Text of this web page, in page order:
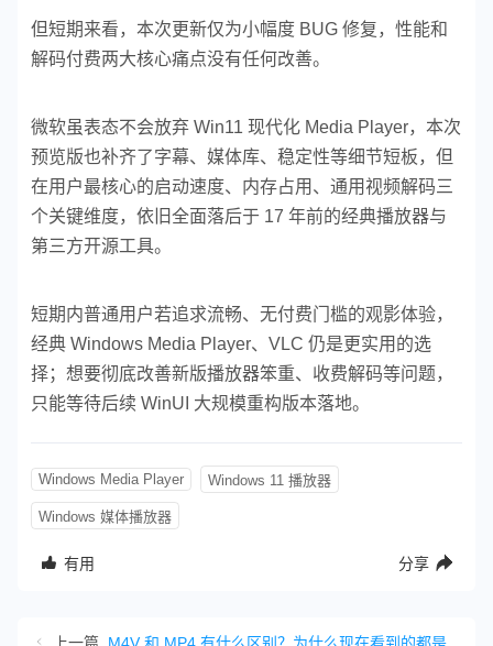
但短期来看，本次更新仅为小幅度 BUG 修复，性能和
解码付费两大核心痛点没有任何改善。
微软虽表态不会放弃 Win11 现代化 Media Player，本次
预览版也补齐了字幕、媒体库、稳定性等细节短板，但
在用户最核心的启动速度、内存占用、通用视频解码三
个关键维度，依旧全面落后于 17 年前的经典播放器与
第三方开源工具。
短期内普通用户若追求流畅、无付费门槛的观影体验，
经典 Windows Media Player、VLC 仍是更实用的选
择；想要彻底改善新版播放器笨重、收费解码等问题，
只能等待后续 WinUI 大规模重构版本落地。
Windows Media Player Windows 11 播放器
Windows 媒体播放器
有用 分享